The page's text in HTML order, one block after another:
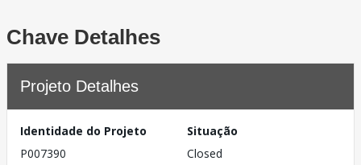
Chave Detalhes
Projeto Detalhes
Identidade do Projeto
P007390
Situação
Closed